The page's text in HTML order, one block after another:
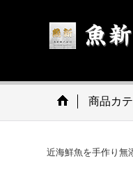
商品カ
近海鮮魚を手作り無